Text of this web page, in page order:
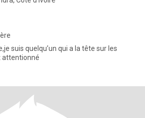
suis quelqu’un qui a la tête sur les
attentionné